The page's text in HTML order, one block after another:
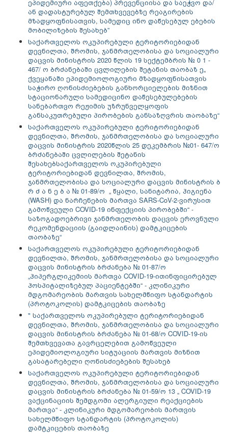
ეპიდემიური აფეთქება) პრევენციისა და საეჭვო და/
ან დადასტურებულ შემთხვევებზე რეაგირების
მზადყოფნისათვის, სამედიც ინო დაწესებულ ებების
მობილიზების შესახებ”
საქართველოს ოკუპირებული ტერიტორიებიდან
დევნილთა, შრომის, ჯანმრთელობისა და სოციალური
დაცვის მინისტრის 2020 წლის 19 სექტემბრის № 0 1 -
467/ ო ბრძანებაში ცვლილების შეტანის თაობაზ ე„
ქვეყანაში ეპიდემიოლოგიური მზადყოფნისათვის
საჭირო ღონისძიებების განხორციელების მიზნით
სტაციონარული სამედიცინო დაწესებულებების
სანებართვო რეჟიმის უზრუნველყოფის
განსაკუთრებული პირობების განსაზღვრის თაობაზე“
საქართველოს ოკუპირებული ტერიტორიებიდან
დევნილთა, შრომის, ჯანმრთელობისა და სოციალური
დაცვის მინისტრის 2020წლის 25 დეკემბრის №01- 647/ო
ბრძანებაში ცვლილების შეტანის
შესახებსაქართველოს ოკუპირებული
ტერიტორიებიდან დევნილთა, შრომის,
ჯანმრთელობისა და სოციალური დაცვის მინისტრის ბ
რ ძ ა ნ ე ბ ა № 01-89/ო „ წყალი, სანიტარია, ჰიგიენა
(WASH) და ნარჩენების მართვა SARS-CoV-2-ვირუსით
გამოწვეული COVID-19 ინფექციის პირობებში“ -
საზოგადოებრივი ჯანმრთელობის დაცვის ეროვნული
რეკომენდაციის (გაიდლაინის) დამტკიცების
თაობაზე“
საქართველოს ოკუპირებული ტერიტორიებიდან
დევნილთა, შრომის, ჯანმრთელობისა და სოციალური
დაცვის მინისტრის ბრძანება № 01-87/ო
„ჰიპერგლიკემიის მართვა COVID-19-ითინფიცირებულ
ჰოსპიტალიზებულ პაციენტებში“ - კლინიკური
მდგომარეობის მართვის სახელმწიფო სტანდარტის
(პროტოკოლის) დამტკიცების თაობაზე
" საქართველოს ოკუპირებული ტერიტორიებიდან
დევნილთა, შრომის, ჯანმრთელობისა და სოციალური
დაცვის მინისტრის ბრძანება № 01-68/ო COVID-19-ის
შემთხვევათა გავრცელებით გამოწვეული
ეპიდემიოლოგიური სიტუაციის მართვის მიზნით
გასატარებელი ღონისძიებების შესახებ
საქართველოს ოკუპირებული ტერიტორიებიდან
დევნილთა, შრომის, ჯანმრთელობისა და სოციალური
დაცვის მინისტრის ბრძანება № 01-59/ო 13 „ COVID-19
ვაქცინაციის შემდგომი ალერგიული რეაქციების
მართვა“ - კლინიკური მდგომარეობის მართვის
სახელმწიფო სტანდარტის (პროტოკოლის)
დამტკიცების თაობაზე